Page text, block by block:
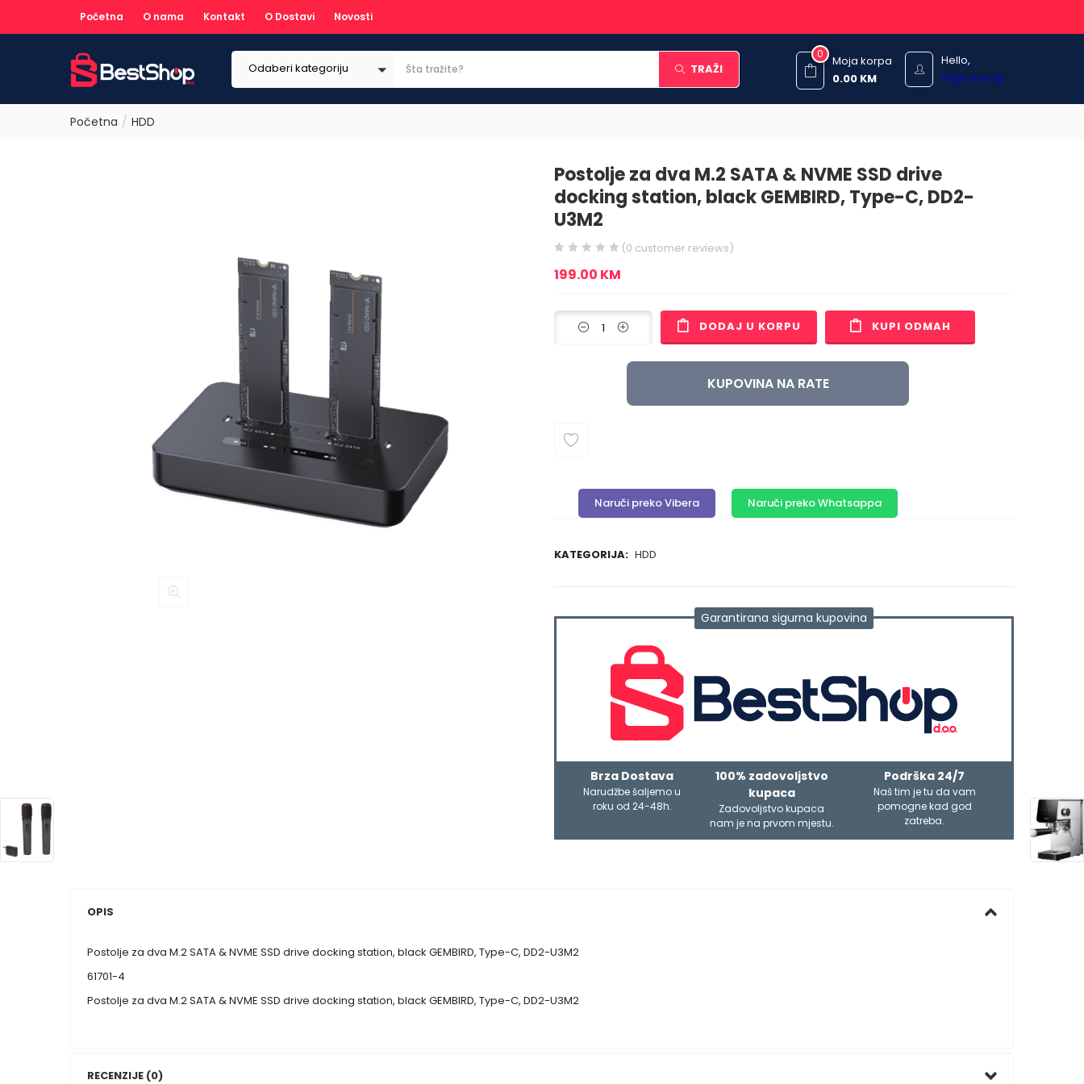
Početna O nama Kontakt O Dostavi Novosti
Odaberi kategoriju TRAŽI
Hello,
Sign me up
0
Moja korpa
0.00 KM
Početna HDD
Postolje za dva M.2 SATA & NVME SSD drive
docking station, black GEMBIRD, Type-C, DD2-
U3M2
(0 customer reviews)
199.00 KM
DODAJ U KORPU KUPI ODMAH
KUPOVINA NA RATE
Naruči preko Vibera Naruči preko Whatsappa
KATEGORIJA: HDD
Garantirana sigurna kupovina
Brza Dostava
Narudžbe šaljemo u
roku od 24-48h.
100% zadovoljstvo
kupaca
Zadovoljstvo kupaca
nam je na prvom mjestu.
Podrška 24/7
Naš tim je tu da vam
pomogne kad god
zatreba.
OPIS
Postolje za dva M.2 SATA & NVME SSD drive docking station, black GEMBIRD, Type-C, DD2-U3M2
61701-4
Postolje za dva M.2 SATA & NVME SSD drive docking station, black GEMBIRD, Type-C, DD2-U3M2
RECENZIJE (0)